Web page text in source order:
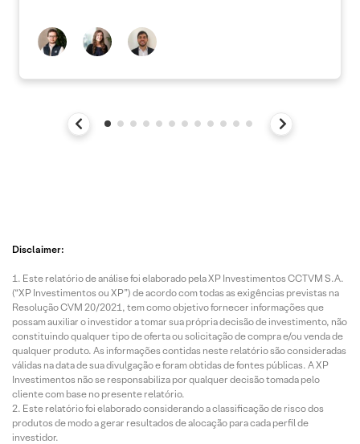
Disclaimer:
Este relatório de análise foi elaborado pela XP Investimentos CCTVM S.A.
(“XP Investimentos ou XP”) de acordo com todas as exigências previstas na
Resolução CVM 20/2021, tem como objetivo fornecer informações que
possam auxiliar o investidor a tomar sua própria decisão de investimento, não
constituindo qualquer tipo de oferta ou solicitação de compra e/ou venda de
qualquer produto. As informações contidas neste relatório são consideradas
válidas na data de sua divulgação e foram obtidas de fontes públicas. A XP
Investimentos não se responsabiliza por qualquer decisão tomada pelo
cliente com base no presente relatório.
Este relatório foi elaborado considerando a classificação de risco dos
produtos de modo a gerar resultados de alocação para cada perfil de
investidor.